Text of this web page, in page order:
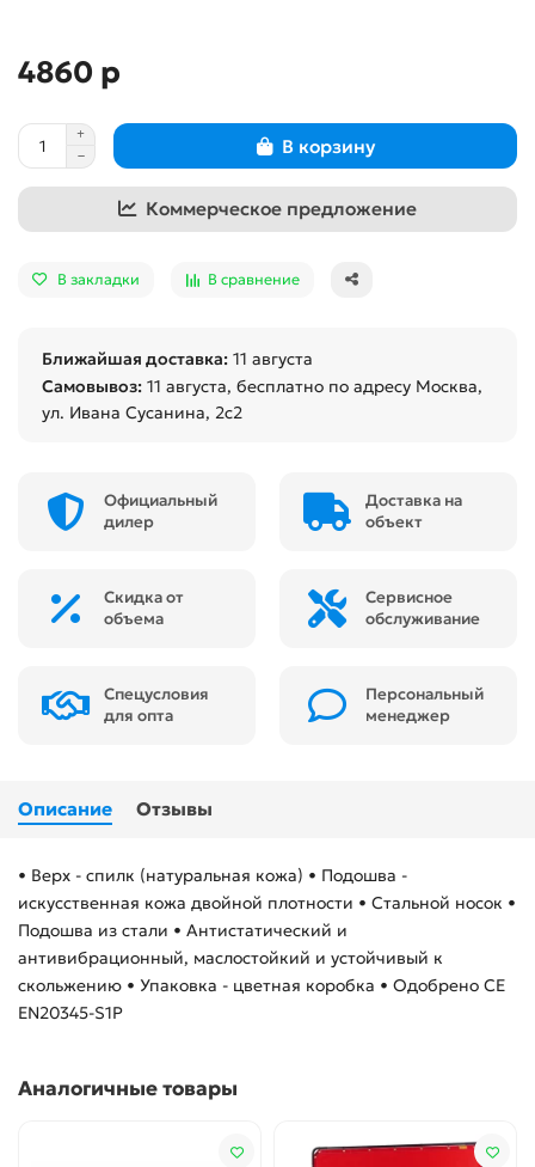
4860 р
В корзину
Коммерческое предложение
В закладки В сравнение
Ближайшая доставка: 11 августа
Самовывоз: 11 августа, бесплатно по адресу Москва,
ул. Ивана Сусанина, 2с2
Официальный
дилер
Доставка на
объект
Скидка от
объема
Сервисное
обслуживание
Спецусловия
для опта
Персональный
менеджер
Описание Отзывы
• Верх - спилк (натуральная кожа) • Подошва -
искусственная кожа двойной плотности • Стальной носок •
Подошва из стали • Антистатический и
антивибрационный, маслостойкий и устойчивый к
скольжению • Упаковка - цветная коробка • Одобрено CE
EN20345-S1P
Аналогичные товары